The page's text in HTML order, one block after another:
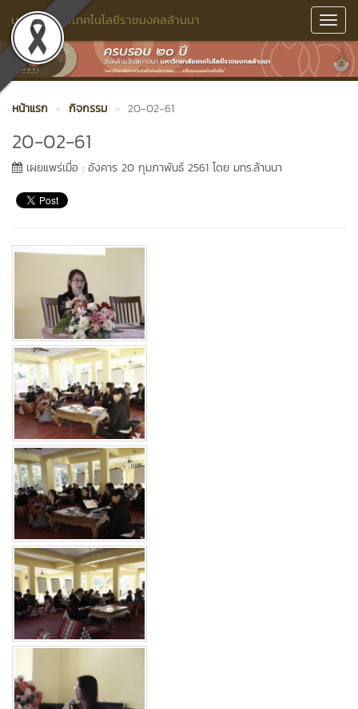
มหาวิทยาลัยเทคโนโลยีราชมงคลล้านนา
หน้าแรก กิจกรรม 20-02-61
20-02-61
เผยแพร่เมื่อ : อังคาร 20 กุมภาพันธ์ 2561 โดย มทร.ล้านนา